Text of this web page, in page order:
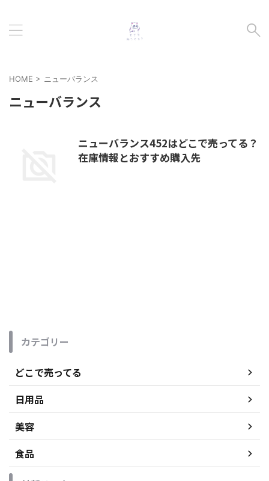
HOME > ニューバランス
ニューバランス
ニューバランス452はどこで売ってる？
在庫情報とおすすめ購入先
カテゴリー
どこで売ってる
日用品
美容
食品